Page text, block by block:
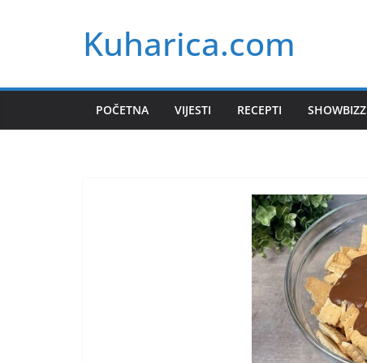
Kuharica.com
POČETNA VIJESTI RECEPTI SHOWBIZZ